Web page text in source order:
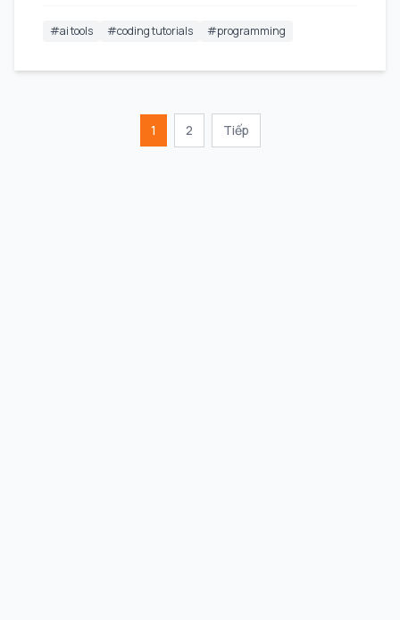
#ai tools #coding tutorials #programming
1 2 Tiếp